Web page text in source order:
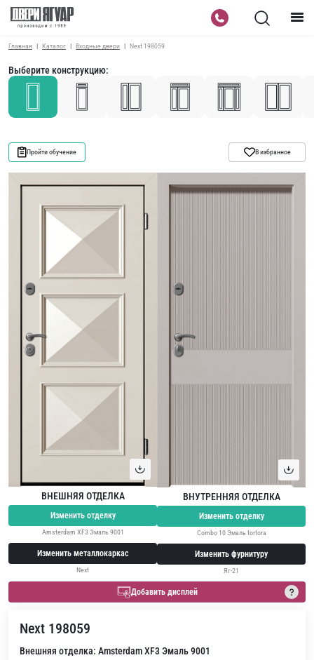
Главная Каталог Входные двери Next 198059
Выберите конструкцию:
Пройти обучение В избранное
ВНЕШНЯЯ ОТДЕЛКА
Изменить отделку
Amsterdam XF3 Эмаль 9001
Изменить металлокаркас
Next
ВНУТРЕННЯЯ ОТДЕЛКА
Изменить отделку
Combo 10 Эмаль tortora
Изменить фурнитуру
Яг-21
Добавить дисплей
Next 198059
Внешняя отделка: Amsterdam XF3 Эмаль 9001